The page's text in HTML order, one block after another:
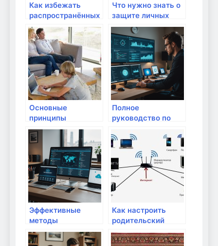
Как избежать
распространённых
ошибок при
настройке
домашней сети:
полный гид для
успешного
подключения
Что нужно знать о
защите личных
устройств от
киберпреступников:
полный гид для
безопасного дома
Основные
принципы
безопасности в
домашней сети
Полное
руководство по
безопасного
удаленного
управления
домашней сетью
Эффективные
методы
обнаружения и
устранения
Как настроить
родительский
контроль в
домашней сети?